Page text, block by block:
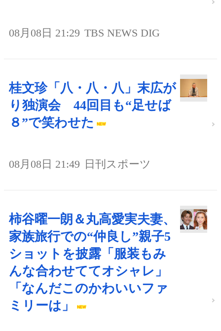
08月08日 21:29 TBS NEWS DIG
桂文珍「八・八・八」末広が
り独演会 44回目も“足せば
８”で笑わせた
08月08日 21:49 日刊スポーツ
柿谷曜一朗＆丸高愛実夫妻、
家族旅行での“仲良し”親子5
ショットを披露「服装もみ
んな合わせててオシャレ」
「なんだこのかわいいファ
ミリーは」